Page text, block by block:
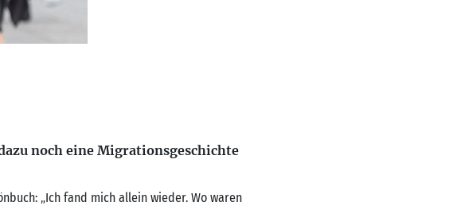
noch eine Migrationsgeschichte
„Ich fand mich allein wieder. Wo waren